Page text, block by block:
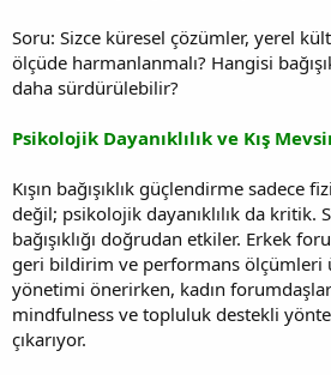
Soru: Sizce küresel çözümler, yerel
ölçüde harmanlanmalı? Hangisi
daha sürdürülebilir?
Psikolojik Dayanıklılık ve Kış
Kışın bağışıklık güçlendirme sadece
değil; psikolojik dayanıklılık da kritik.
bağışıklığı doğrudan etkiler. Erkek
geri bildirim ve performans ölçümleri
yönetimi önerirken, kadın
mindfulness ve topluluk destekli
çıkarıyor.